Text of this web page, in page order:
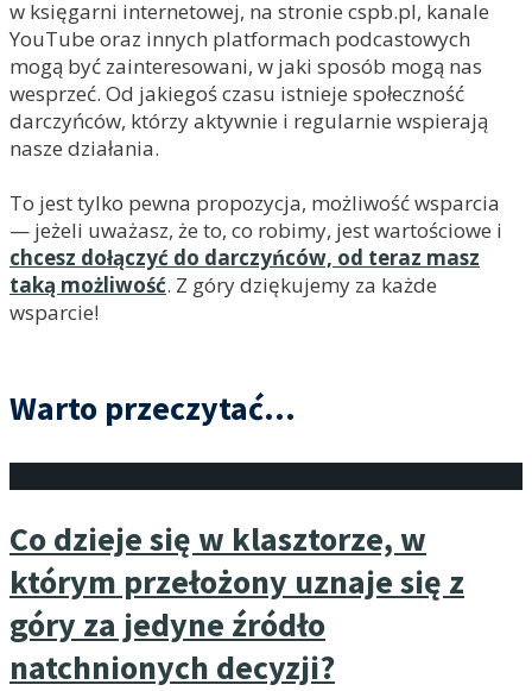
w księgarni internetowej, na stronie cspb.pl, kanale
YouTube oraz innych platformach podcastowych
mogą być zainteresowani, w jaki sposób mogą nas
wesprzeć. Od jakiegoś czasu istnieje społeczność
darczyńców, którzy aktywnie i regularnie wspierają
nasze działania.
To jest tylko pewna propozycja, możliwość wsparcia
— jeżeli uważasz, że to, co robimy, jest wartościowe i
chcesz dołączyć do darczyńców, od teraz masz
taką możliwość. Z góry dziękujemy za każde
wsparcie!
Warto przeczytać...
Co dzieje się w klasztorze, w
którym przełożony uznaje się z
góry za jedyne źródło
natchnionych decyzji?